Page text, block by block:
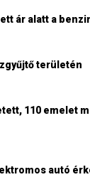
ár alatt a
területén
110 emelet
autó